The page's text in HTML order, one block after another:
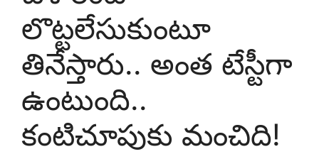
లొట్టలేసుకుంటూ
తినేస్తారు.. అంత టేస్టీగా
ఉంటుంది..
కంటిచూపుకు మంచిది!